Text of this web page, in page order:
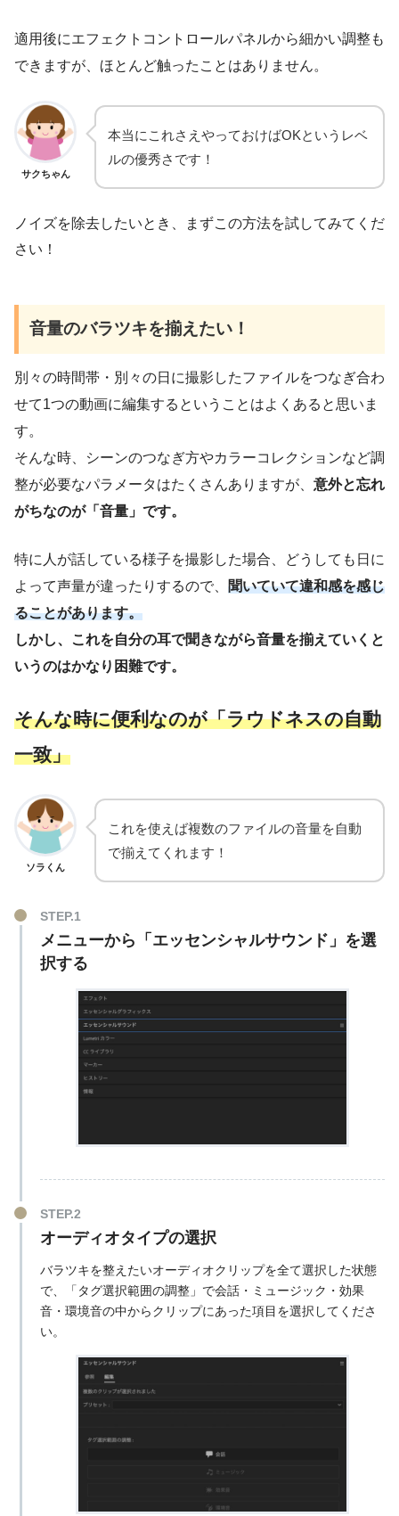
適用後にエフェクトコントロールパネルから細かい調整も
できますが、ほとんど触ったことはありません。
サクちゃん
本当にこれさえやっておけばOKというレベ
ルの優秀さです！
ノイズを除去したいとき、まずこの方法を試してみてくだ
さい！
音量のバラツキを揃えたい！
別々の時間帯・別々の日に撮影したファイルをつなぎ合わ
せて1つの動画に編集するということはよくあると思いま
す。
そんな時、シーンのつなぎ方やカラーコレクションなど調
整が必要なパラメータはたくさんありますが、 意外と忘れ
がちなのが「音量」です。
特に人が話している様子を撮影した場合、どうしても日に
よって声量が違ったりするので、 聞いていて違和感を感じ
ることがあります。
しかし、これを自分の耳で聞きながら音量を揃えていくと
いうのはかなり困難です。
そんな時に便利なのが「ラウドネスの自動
一致」
ソラくん
これを使えば複数のファイルの音量を自動
で揃えてくれます！
メニューから「エッセンシャルサウンド」を選
択する
オーディオタイプの選択
バラツキを整えたいオーディオクリップを全て選択した状態
で、「タグ選択範囲の調整」で会話・ミュージック・効果
音・環境音の中からクリップにあった項目を選択してくださ
い。